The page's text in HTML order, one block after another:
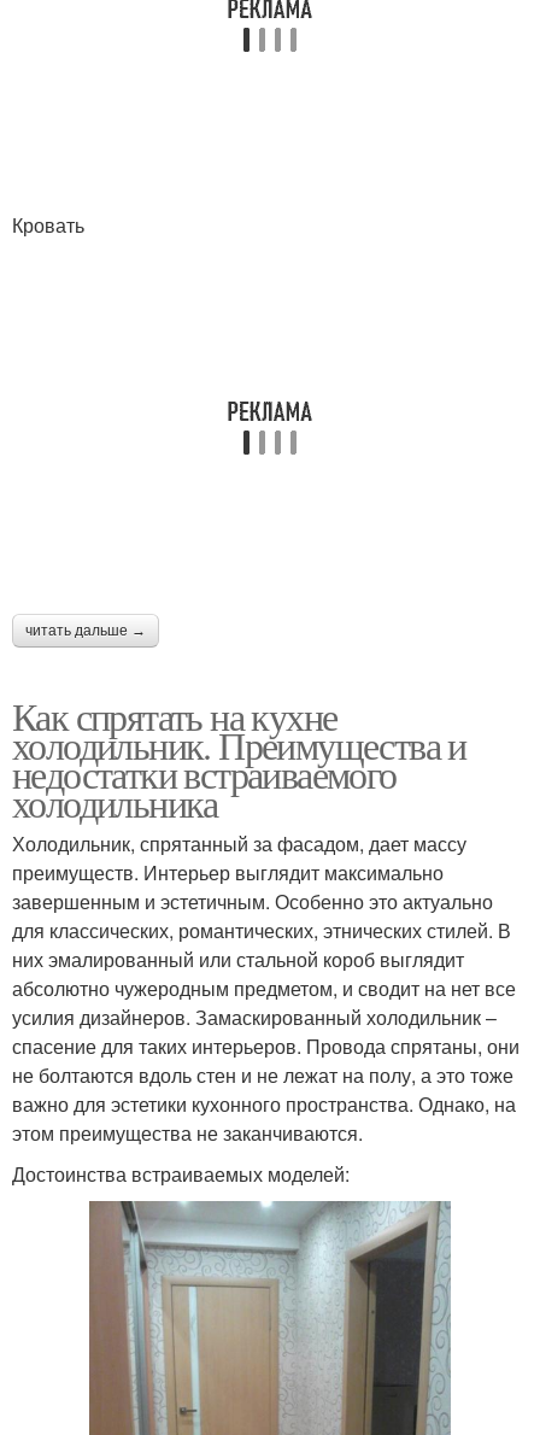
Кровать
читать дальше →
Как спрятать на кухне
холодильник. Преимущества и
недостатки встраиваемого
холодильника
Холодильник, спрятанный за фасадом, дает массу
преимуществ. Интерьер выглядит максимально
завершенным и эстетичным. Особенно это актуально
для классических, романтических, этнических стилей. В
них эмалированный или стальной короб выглядит
абсолютно чужеродным предметом, и сводит на нет все
усилия дизайнеров. Замаскированный холодильник –
спасение для таких интерьеров. Провода спрятаны, они
не болтаются вдоль стен и не лежат на полу, а это тоже
важно для эстетики кухонного пространства. Однако, на
этом преимущества не заканчиваются.
Достоинства встраиваемых моделей: